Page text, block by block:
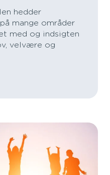
hedder
mange områder
med og indsigten
velvære og